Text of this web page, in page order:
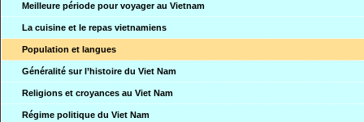
Meilleure période pour voyager au Vietnam
La cuisine et le repas vietnamiens
Population et langues
Généralité sur l’histoire du Viet Nam
Religions et croyances au Viet Nam
Régime politique du Viet Nam